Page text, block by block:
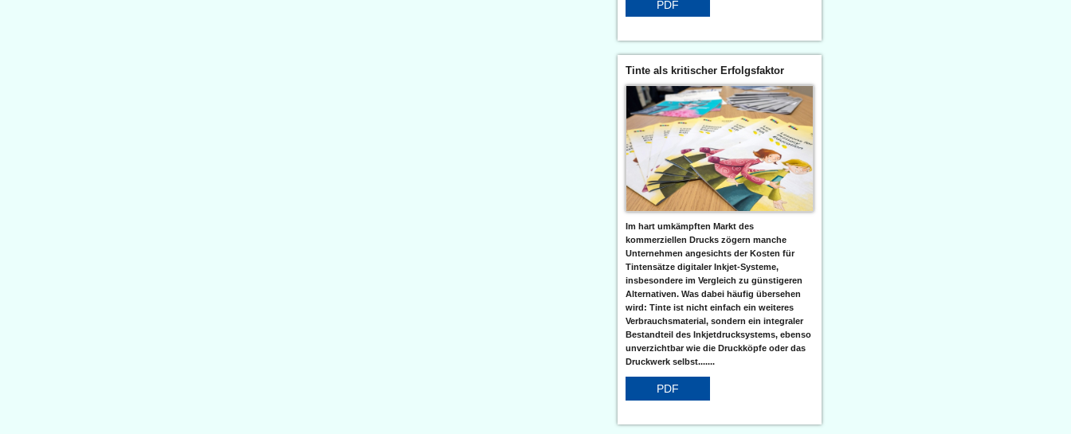
PDF
Tinte als kritischer Erfolgsfaktor
Im hart umkämpften Markt des
kommerziellen Drucks zögern manche
Unternehmen angesichts der Kosten für
Tintensätze digitaler Inkjet-Systeme,
insbesondere im Vergleich zu günstigeren
Alternativen. Was dabei häufig übersehen
wird: Tinte ist nicht einfach ein weiteres
Verbrauchsmaterial, sondern ein integraler
Bestandteil des Inkjetdrucksystems, ebenso
unverzichtbar wie die Druckköpfe oder das
Druckwerk selbst.......
PDF